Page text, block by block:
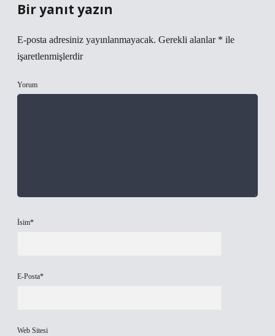
Bir yanıt yazın
E-posta adresiniz yayınlanmayacak. Gerekli alanlar * ile
işaretlenmişlerdir
Yorum
İsim*
E-Posta*
Web Sitesi